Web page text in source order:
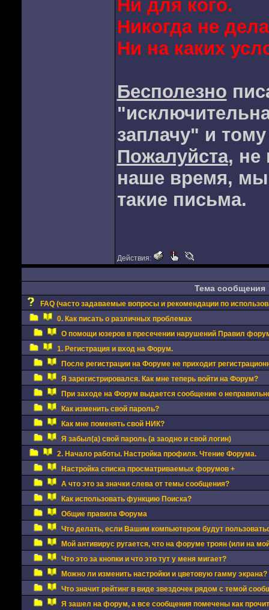
Ни для кого.
Никогда не
Ни на каких
Бесполезно
заплачу" и
Пожалуйста, не
наше время, мы
такие письма.
Действия:
Тема сообщения
FAQ (часто задаваемые вопросы и рекомендации по
0. Как писать о различных проблемах
О помощи юзеров в пресечении нарушений Правил
1. Регистрация и вход на Форум.
После регистрации на Форуме не приходит
Я зарегистрировался. Как мне теперь войти на Форум?
При заходе на Форум выдается сообщение о
Как изменить свой пароль?
Как мне поменять свой НИК?
Я забыл(а) свой пароль (а заодно и свой логин)
2. Начало работы. Настройка профиля. Чтение Форума.
Настройка списка просматриваемых форумов +
А что это за значки слева от темы сообщения?
Как использовать функцию Поиска?
Общие правила Форума
Что делать, если Вашим компьютером будут
Мой антивирус ругается, что на форуме троян (или на
Что это за кнопки и что это тут у меня мигает?
Можно ли изменить настройки и цветовую гамму экрана?
Что значит рейтинг в виде звездочек рядом с темой
Я зашел на форум, а все сообщения помечены как